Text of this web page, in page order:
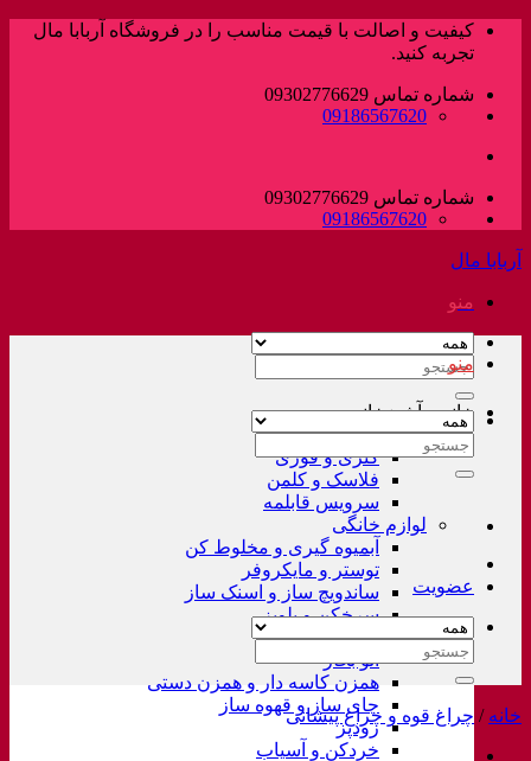
پرش
کیفیت و اصالت با قیمت مناسب را در فروشگاه آربابا مال
تجربه کنید.
شماره تماس 09302776629
09186567620
شماره تماس 09302776629
09186567620
آربابا مال
منو
جستجو
خانه و آشپزخانه
لوازم خانگی غیر برقی
کتری و قوری
فلاسک و کلمن
سرویس قابلمه
لوازم خانگی
آبمیوه گیری و مخلوط کن
توستر و مایکروفر
ساندویچ ساز و اسنک ساز
سرخکن و پلوپز
غذاساز
اتو بخار
همزن کاسه دار و همزن دستی
چای ساز و قهوه ساز
زودپز
خردکن و آسیاب
منو
جستجو
عضویت
جستجو
خانه / چراغ قوه و چراغ پیشانی